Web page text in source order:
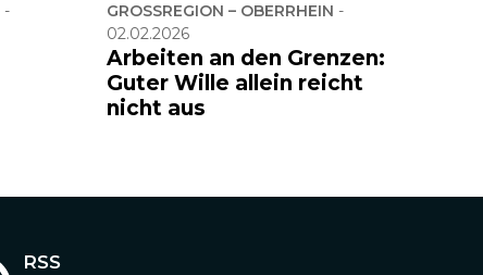
-
GROSSREGION – OBERRHEIN
-
02.02.2026
Arbeiten an den Grenzen:
Guter Wille allein reicht
nicht aus
RSS